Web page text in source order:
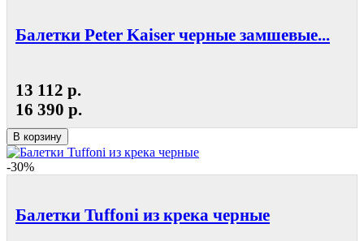
Балетки Peter Kaiser черные замшевые...
13 112 р.
16 390 р.
В корзину
-30%
Балетки Tuffoni из крека черные